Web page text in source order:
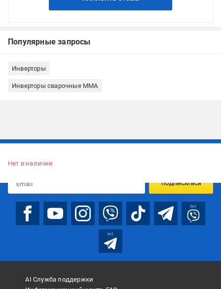
Популярные запросы
Инверторы
Инверторы сварочные ММА
Нет в наличии
ПОДПИСАТЬСЯ
bot
bot
AI Служба поддержки